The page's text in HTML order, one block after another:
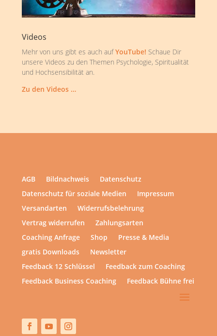
Videos
Mehr von uns gibt es auch aufYouTube! Schaue Dir
unsere Videos zu den Themen Psychologie, Spiritualität
und Hochsensibilität an.
Zu den Videos …
AGB Bildnachweis
Datenschutz
Datenschutz für soziale Medien
Impressum
Versandarten
Widerrufsbelehrung
Vertrag widerrufen
Zahlungsarten
Coaching Anfrage
Shop
Presse & Media
gratis Downloads
Newsletter
Feedback 12 Schlüssel
Feedback zum Coaching
Feedback Business Coaching
Feedback Bühne frei